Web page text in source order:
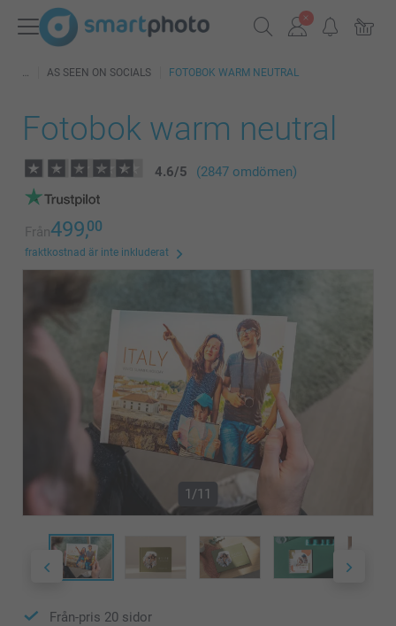
AS SEEN ON SOCIALS FOTOBOK WARM NEUTRAL
Fotobok warm neutral
4.6/5 (2847 omdömen)
Från499,00
fraktkostnad är inte inkluderat
1/11
Från-pris 20 sidor